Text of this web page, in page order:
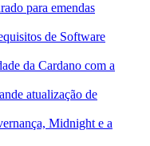
para emendas
de Software
da Cardano com a
atualização de
Midnight e a